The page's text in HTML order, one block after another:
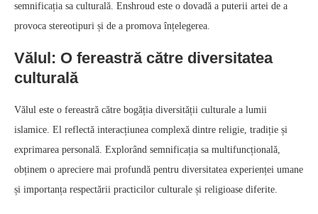
semnificația sa culturală. Enshroud este o dovadă a puterii artei de a
provoca stereotipuri și de a promova înțelegerea.
Vălul: O fereastră către diversitatea
culturală
Vălul este o fereastră către bogăția diversității culturale a lumii
islamice. El reflectă interacțiunea complexă dintre religie, tradiție și
exprimarea personală. Explorând semnificația sa multifuncțională,
obținem o apreciere mai profundă pentru diversitatea experienței umane
și importanța respectării practicilor culturale și religioase diferite.